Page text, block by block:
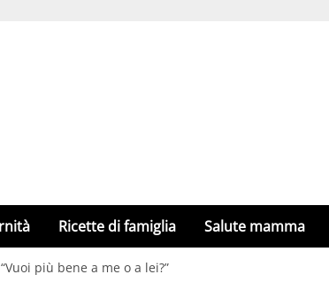
Ricette di famiglia Salute mamma
più bene a me o a lei?”